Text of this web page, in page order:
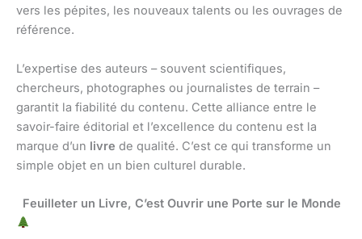
vers les pépites, les nouveaux talents ou les ouvrages de
référence.
L’expertise des auteurs – souvent scientifiques,
chercheurs, photographes ou journalistes de terrain –
garantit la fiabilité du contenu. Cette alliance entre le
savoir-faire éditorial et l’excellence du contenu est la
marque d’un livre de qualité. C’est ce qui transforme un
simple objet en un bien culturel durable.
Feuilleter un Livre, C’est Ouvrir une Porte sur le Monde